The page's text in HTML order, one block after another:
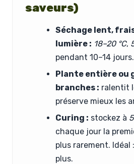
saveurs)
Séchage lent,
lumière : 18–20 °C,
pendant 10–14 jours.
Plante entière ou
branches : ralentit
préserve mieux les
Curing : stockez à
chaque jour la
plus rarement. Idéal :
plus.